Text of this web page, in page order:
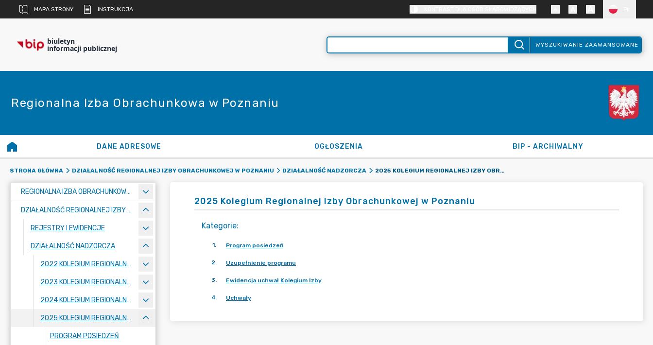
MAPA STRONY INSTRUKCJA
biuletyn
informacji publicznej WYSZUKIWANIE ZAAWANSOWANE
Regionalna Izba Obrachunkowa w Poznaniu
DANE ADRESOWE OGŁOSZENIA BIP - ARCHIWALNY
STRONA GŁÓWNA DZIAŁALNOŚĆ REGIONALNEJ IZBY OBRACHUNKOWEJ W POZNANIU DZIAŁALNOŚĆ NADZORCZA 2025 KOLEGIUM REGIONALNEJ IZBY OBRACHUNKOWEJ W POZNANIU
REGIONALNA IZBA OBRACHUNKOWA W POZNANIU
DZIAŁALNOŚĆ REGIONALNEJ IZBY OBRACHUNKOWEJ W POZNANIU
REJESTRY I EWIDENCJE
DZIAŁALNOŚĆ NADZORCZA
2022 KOLEGIUM REGIONALNEJ IZBY OBRACHUNKOWEJ W POZNANIU
2023 KOLEGIUM REGIONALNEJ IZBY OBRACHUNKOWEJ W POZNANIU
2024 KOLEGIUM REGIONALNEJ IZBY OBRACHUNKOWEJ W POZNANIU
2025 KOLEGIUM REGIONALNEJ IZBY OBRACHUNKOWEJ W POZNANIU
PROGRAM POSIEDZEŃ
2025 Kolegium Regionalnej Izby Obrachunkowej w Poznaniu
Kategorie:
1. Program posiedzeń
2. Uzupełnienie programu
3. Ewidencja uchwał Kolegium Izby
4. Uchwały